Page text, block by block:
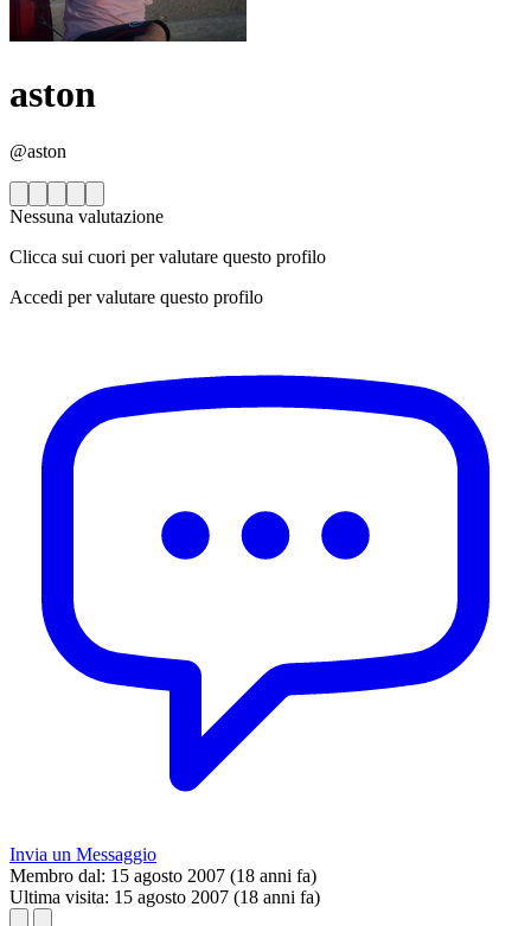
aston
@aston
Nessuna valutazione
Clicca sui cuori per valutare questo profilo
Accedi per valutare questo profilo
Invia un Messaggio
Membro dal: 15 agosto 2007 (18 anni fa)
Ultima visita: 15 agosto 2007 (18 anni fa)